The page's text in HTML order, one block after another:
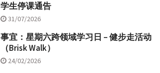
学生停课通告
31/07/2026
事宜：星期六跨领域学习日 – 健步走活动
（Brisk Walk）
24/02/2026